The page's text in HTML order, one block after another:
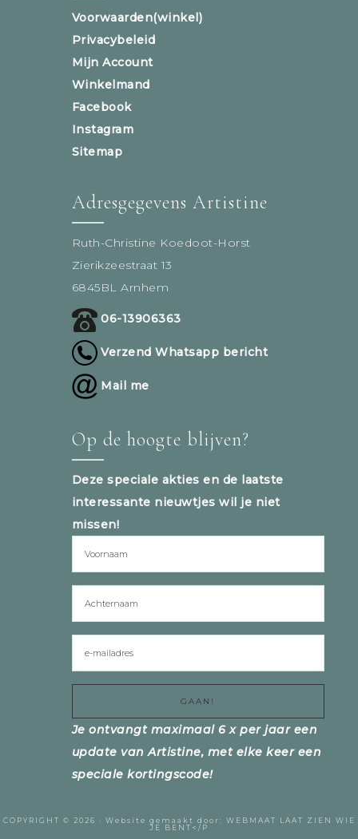
Voorwaarden(winkel)
Privacybeleid
Mijn Account
Winkelmand
Facebook
Instagram
Sitemap
Adresgegevens Artistine
Ruth-Christine Koedoot-Horst
Zierikzeestraat 13
6845BL Arnhem
06-13906363
Verzend Whatsapp bericht
Mail me
Op de hoogte blijven?
Deze speciale akties en de laatste
interessante nieuwtjes wil je niet
missen!
Je ontvangt maximaal 6 x per jaar een
update van Artistine, met elke keer een
speciale kortingscode!
COPYRIGHT © 2026 · Website gemaakt door: WEBMAAT
LAAT ZIEN WIE
JE BENT</P